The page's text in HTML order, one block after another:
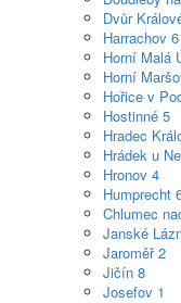
Dvůr
Harrachov 6
Horní Malá
Horní
Hořice v
Hostinné 5
Hradec
Hrádek u
Hronov 4
Humprecht
Chlumec
Janské
Jaroměř2
Jičín 8
Josefov 1